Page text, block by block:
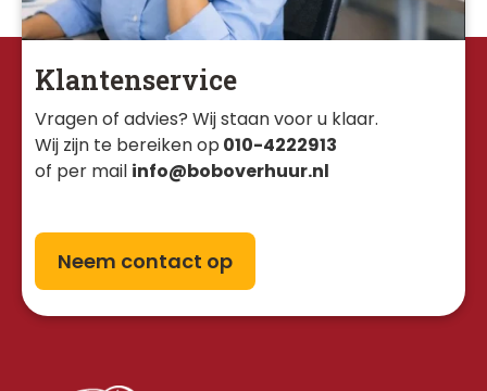
Klantenservice
Vragen of advies? Wij staan voor u klaar.
Wij zijn te bereiken op 010-4222913
of per mail info@boboverhuur.nl
Neem contact op